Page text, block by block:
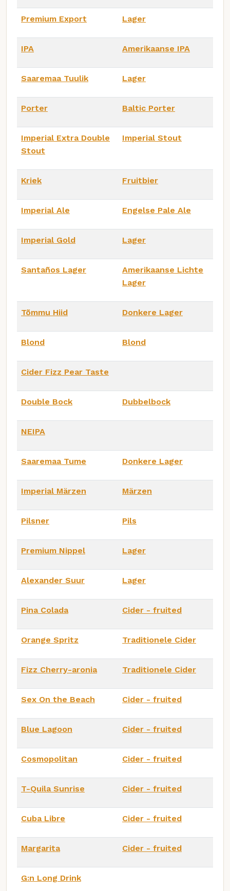
Premium Export Lager
IPA Amerikaanse IPA
Saaremaa Tuulik Lager
Porter Baltic Porter
Imperial Extra Double
Stout
Imperial Stout
Kriek Fruitbier
Imperial Ale Engelse Pale Ale
Imperial Gold Lager
Santaños Lager
Amerikaanse Lichte
Lager
Tõmmu Hiid Donkere Lager
Blond Blond
Cider Fizz Pear Taste
Double Bock Dubbelbock
NEIPA
Saaremaa Tume Donkere Lager
Imperial Märzen Märzen
Pilsner Pils
Premium Nippel Lager
Alexander Suur Lager
Pina Colada Cider - fruited
Orange Spritz Traditionele Cider
Fizz Cherry-aronia Traditionele Cider
Sex On the Beach Cider - fruited
Blue Lagoon Cider - fruited
Cosmopolitan Cider - fruited
T-Quila Sunrise Cider - fruited
Cuba Libre Cider - fruited
Margarita Cider - fruited
G:n Long Drink